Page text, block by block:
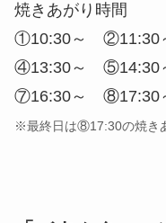
焼きあがり時間
①10:30～ ②11:30
④13:30～ ⑤14:30
⑦16:30～ ⑧17:30
※最終日は⑧17:30の焼き